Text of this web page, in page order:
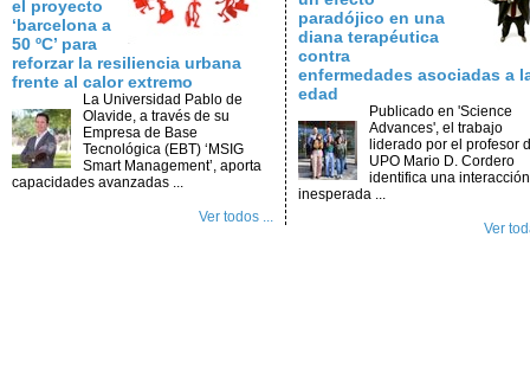
el proyecto
‘barcelona a
50 ºC’ para
reforzar la resiliencia urbana
frente al calor extremo
La Universidad Pablo de
Olavide, a través de su
Empresa de Base
Tecnológica (EBT) ‘MSIG
Smart Management’, aporta
capacidades avanzadas ...
Ver todos ...
paradójico en una
diana terapéutica
contra
enfermedades asociadas a
edad
Publicado en 'Science
Advances', el trabajo
liderado por el profesor
UPO Mario D. Cordero
identifica una interacción
inesperada ...
Ver